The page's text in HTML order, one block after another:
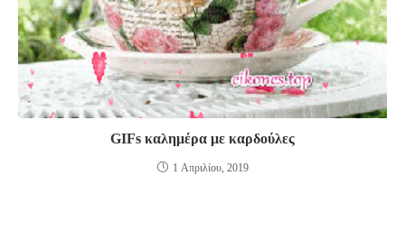
GIFs καλημέρα με καρδούλες
1 Απριλίου, 2019